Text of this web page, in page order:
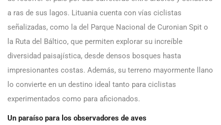
a ras de sus lagos. Lituania cuenta con vías ciclistas
señalizadas, como la del Parque Nacional de Curonian Spit o
la Ruta del Báltico, que permiten explorar su increíble
diversidad paisajística, desde densos bosques hasta
impresionantes costas. Además, su terreno mayormente llano
lo convierte en un destino ideal tanto para ciclistas
experimentados como para aficionados.
Un paraíso para los observadores de aves